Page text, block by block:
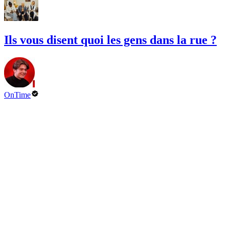
Ils vous disent quoi les gens dans la rue ?
OnTime